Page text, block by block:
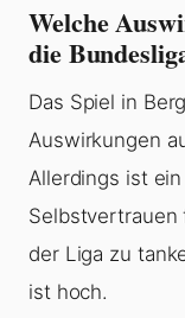
Welche
die
Das Spiel in
Auswirkungen
Allerdings ist
Selbstvertrauen
der Liga zu
ist hoch.